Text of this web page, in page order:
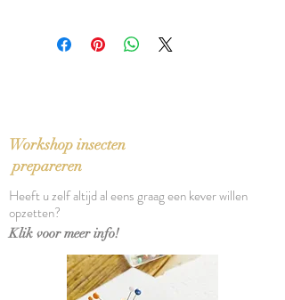
Afmetingen kader: 27 x 27 cm
wat afwijken van de voorbeeldfoto
Workshop insecten
prepareren
Heeft u zelf altijd al eens graag een kever willen
opzetten?
Klik voor meer info!